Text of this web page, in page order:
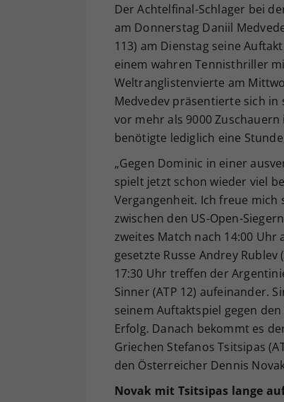
Der Achtelfinal-Schlager bei
am Donnerstag Daniil
113) am Dienstag seine
einem wahren Tennisthriller
Weltranglistenvierte am
Medvedev präsentierte sich in
vor mehr als 9000
benötigte lediglich eine
„Gegen Dominic in einer
spielt jetzt schon wieder viel
Vergangenheit. Ich freue mich
zwischen den US-Open-
zweites Match nach 14:00
gesetzte Russe Andrey
17:30 Uhr treffen der
Sinner (ATP 12) aufeinander.
seinem Auftaktspiel gegen
Erfolg. Danach bekommt es
Griechen Stefanos Tsitsipas
den Österreicher Dennis
Novak mit Tsitsipas lange